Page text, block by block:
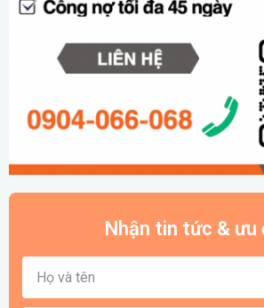
Nhận tin tức & ưu